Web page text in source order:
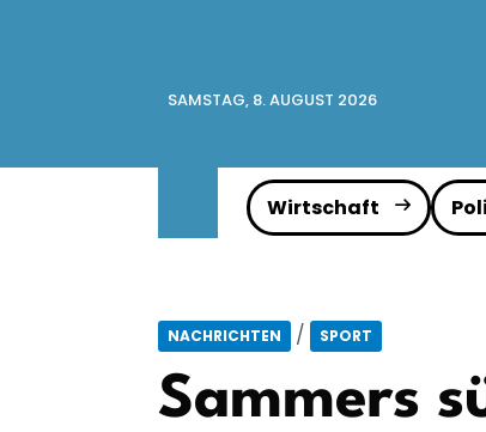
SAMSTAG, 8. AUGUST 2026
Wirtschaft
NACHRICHTEN / SPORT
Sammers